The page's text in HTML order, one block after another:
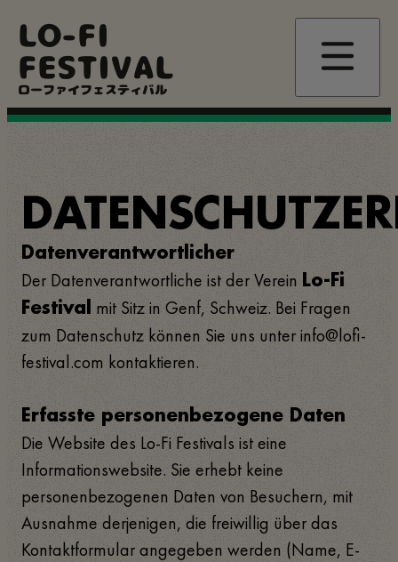
zum
Inhalt
LO-FI
FESTIVAL
ローファイフェスティバル
Datenverantwortlicher
Der Datenverantwortliche ist der Verein Lo-Fi
Festival mit Sitz in Genf, Schweiz. Bei Fragen
zum Datenschutz können Sie uns unter info@lofi-
festival.com kontaktieren.
Erfasste personenbezogene Daten
Die Website des Lo-Fi Festivals ist eine
Informationswebsite. Sie erhebt keine
personenbezogenen Daten von Besuchern, mit
Ausnahme derjenigen, die freiwillig über das
Kontaktformular angegeben werden (Name, E-